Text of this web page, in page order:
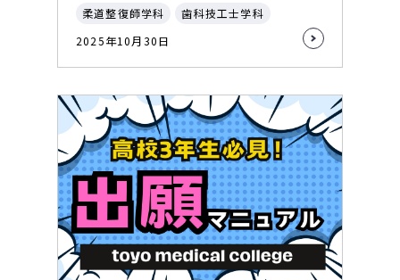
柔道整復師学科
歯科技工士学科
2025年10月30日